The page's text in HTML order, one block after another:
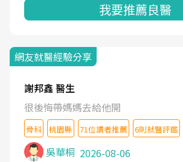
我要推薦良醫
網友就醫經驗分享
謝邦鑫 醫生
很後悔帶媽媽去給他開
骨科 桃園縣 71位讀者推薦 6則就醫評鑑
吳華桐 2026-08-06